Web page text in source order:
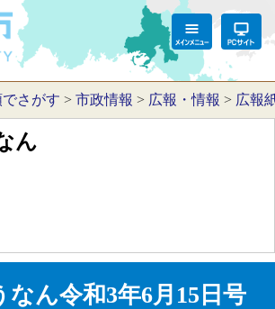
さがす > 市政情報 > 広報・情報 > 広報
ん
なん令和3年6月15日号